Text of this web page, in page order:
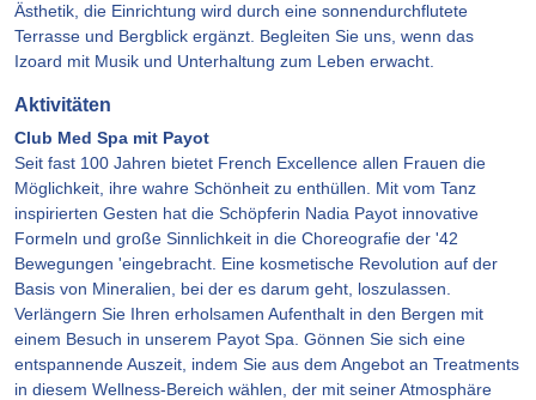
Ästhetik, die Einrichtung wird durch eine sonnendurchflutete
Terrasse und Bergblick ergänzt. Begleiten Sie uns, wenn das
Izoard mit Musik und Unterhaltung zum Leben erwacht.
Aktivitäten
Club Med Spa mit Payot
Seit fast 100 Jahren bietet French Excellence allen Frauen die
Möglichkeit, ihre wahre Schönheit zu enthüllen. Mit vom Tanz
inspirierten Gesten hat die Schöpferin Nadia Payot innovative
Formeln und große Sinnlichkeit in die Choreografie der '42
Bewegungen 'eingebracht. Eine kosmetische Revolution auf der
Basis von Mineralien, bei der es darum geht, loszulassen.
Verlängern Sie Ihren erholsamen Aufenthalt in den Bergen mit
einem Besuch in unserem Payot Spa. Gönnen Sie sich eine
entspannende Auszeit, indem Sie aus dem Angebot an Treatments
in diesem Wellness-Bereich wählen, der mit seiner Atmosphäre